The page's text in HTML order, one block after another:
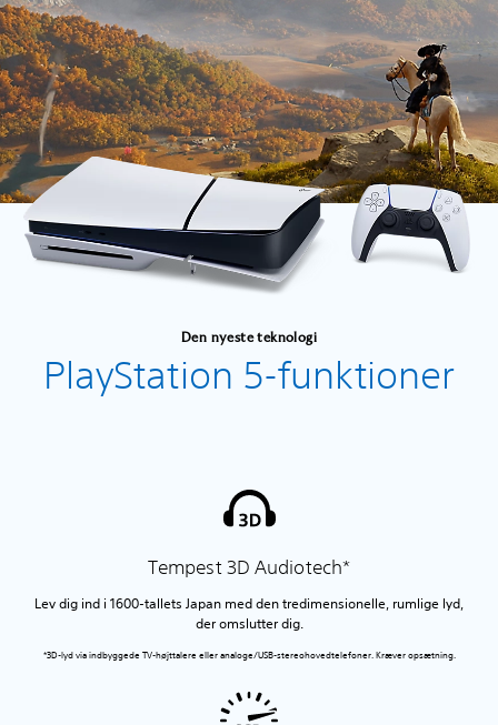
Den nyeste teknologi
PlayStation 5-funktioner
Tempest 3D Audiotech*
Lev dig ind i 1600-tallets Japan med den tredimensionelle, rumlige lyd,
der omslutter dig.
*3D-lyd via indbyggede TV-højttalere eller analoge/USB-stereohovedtelefoner. Kræver opsætning.